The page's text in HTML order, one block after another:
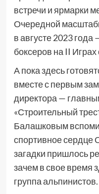
встречи и ярмарки
Очередной
в августе 2023 года
боксеров на II
А пока здесь
вместе с первым
директора —
«Строительный
Балашковым
спортивное сердце
загадки пришлось
зачем в свое время
группа альпинистов.